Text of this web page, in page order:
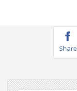
Share